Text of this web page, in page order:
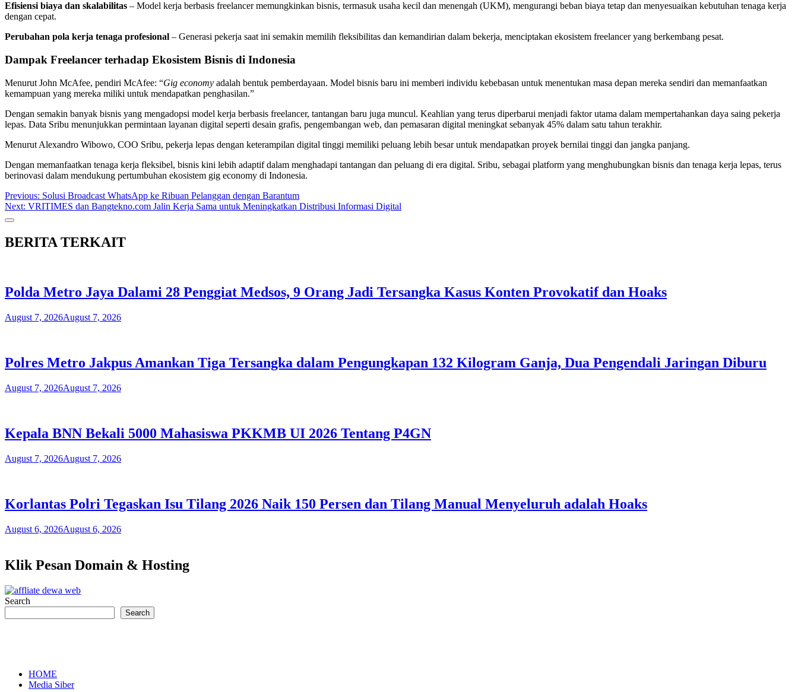
Efisiensi biaya dan skalabilitas – Model kerja berbasis freelancer memungkinkan bisnis, termasuk usaha kecil dan menengah (UKM), mengurangi beban biaya tetap dan menyesuaikan kebutuhan tenaga kerja
dengan cepat.
Perubahan pola kerja tenaga profesional – Generasi pekerja saat ini semakin memilih fleksibilitas dan kemandirian dalam bekerja, menciptakan ekosistem freelancer yang berkembang pesat.
Dampak Freelancer terhadap Ekosistem Bisnis di Indonesia
Menurut John McAfee, pendiri McAfee: “Gig economy adalah bentuk pemberdayaan. Model bisnis baru ini memberi individu kebebasan untuk menentukan masa depan mereka sendiri dan memanfaatkan
kemampuan yang mereka miliki untuk mendapatkan penghasilan.”
Dengan semakin banyak bisnis yang mengadopsi model kerja berbasis freelancer, tantangan baru juga muncul. Keahlian yang terus diperbarui menjadi faktor utama dalam mempertahankan daya saing pekerja
lepas. Data Sribu menunjukkan permintaan layanan digital seperti desain grafis, pengembangan web, dan pemasaran digital meningkat sebanyak 45% dalam satu tahun terakhir.
Menurut Alexandro Wibowo, COO Sribu, pekerja lepas dengan keterampilan digital tinggi memiliki peluang lebih besar untuk mendapatkan proyek bernilai tinggi dan jangka panjang.
Dengan memanfaatkan tenaga kerja fleksibel, bisnis kini lebih adaptif dalam menghadapi tantangan dan peluang di era digital. Sribu, sebagai platform yang menghubungkan bisnis dan tenaga kerja lepas, terus
berinovasi dalam mendukung pertumbuhan ekosistem gig economy di Indonesia.
Post
navigation
Previous: Solusi Broadcast WhatsApp ke Ribuan Pelanggan dengan Barantum
Next: VRITIMES dan Bangtekno.com Jalin Kerja Sama untuk Meningkatkan Distribusi Informasi Digital
BERITA TERKAIT
Polda Metro Jaya Dalami 28 Penggiat Medsos, 9 Orang Jadi Tersangka Kasus Konten Provokatif dan Hoaks
August 7, 2026August 7, 2026
Polres Metro Jakpus Amankan Tiga Tersangka dalam Pengungkapan 132 Kilogram Ganja, Dua Pengendali Jaringan Diburu
August 7, 2026August 7, 2026
Kepala BNN Bekali 5000 Mahasiswa PKKMB UI 2026 Tentang P4GN
August 7, 2026August 7, 2026
Korlantas Polri Tegaskan Isu Tilang 2026 Naik 150 Persen dan Tilang Manual Menyeluruh adalah Hoaks
August 6, 2026August 6, 2026
Klik Pesan Domain & Hosting
Search
Search
HOME
Media Siber